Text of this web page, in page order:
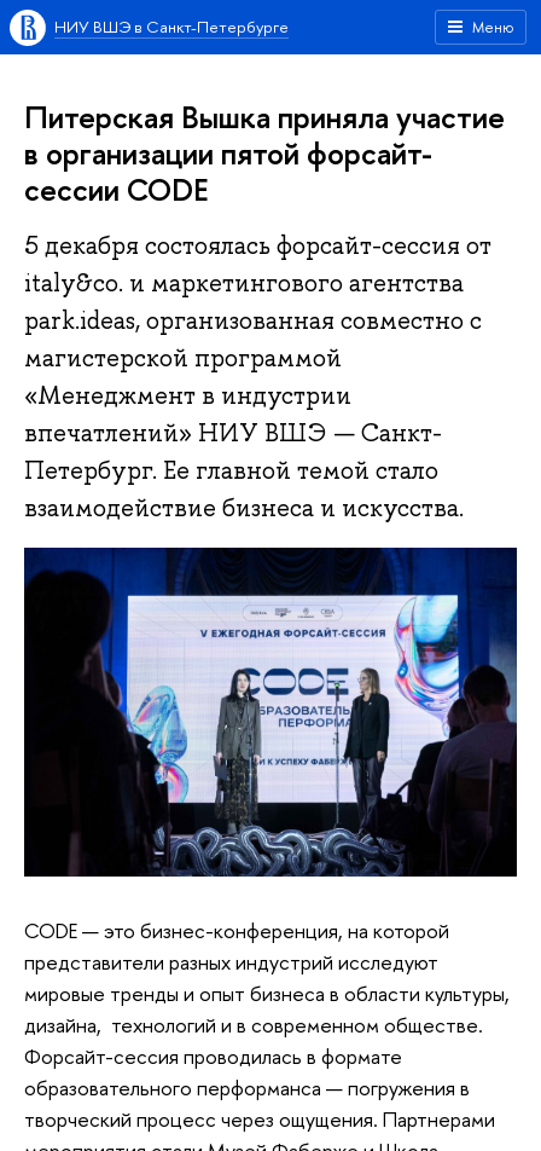
Меню
НИУ ВШЭ в Санкт-Петербурге
Питерская Вышка приняла участие
в организации пятой форсайт-
сессии CODE
5 декабря состоялась форсайт-сессия от
italy&co. и маркетингового агентства
park.ideas, организованная совместно с
магистерской программой
«Менеджмент в индустрии
впечатлений» НИУ ВШЭ — Санкт-
Петербург. Ее главной темой стало
взаимодействие бизнеса и искусства.
CODE — это бизнес-конференция, на которой
представители разных индустрий исследуют
мировые тренды и опыт бизнеса в области культуры,
дизайна, технологий и в современном обществе.
Форсайт-сессия проводилась в формате
образовательного перформанса — погружения в
творческий процесс через ощущения. Партнерами